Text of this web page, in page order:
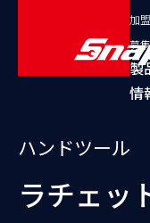
加
募
製
情
ハンドツール
ラチェッ